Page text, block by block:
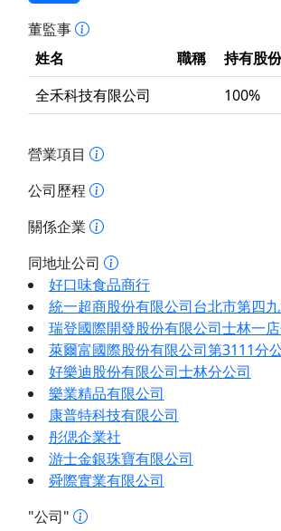
董監事
姓名
職稱 持有股份
全禾科技有限公司
100%
營業項目
公司歷程
關係企業
同地址公司
好口味食品商行
統一超商股份有限公司台北市第四
瑞登國際開發股份有限公司士林一
萊爾富國際股份有限公司第3111分
好樂迪股份有限公司士林分公司
樂業精品有限公司
康普特科技有限公司
彤偲企業社
游士金銀珠寶有限公司
舜際實業有限公司
"公司"